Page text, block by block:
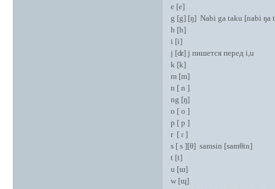
e [e]
g [g] [ŋ] Nabi ga taku [nabi ŋa
h [h]
i [i]
j [ʣ] j пишется перед i,u
k [k]
m [m]
n [ n ]
ng [ŋ]
o [ o ]
p [ p ]
r [ ɾ ]
s [ s ][θ] samsin [samθin]
t [t]
u [ɯ]
w [ɰ]